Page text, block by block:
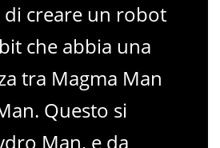
di creare un robot
che abbia una
tra Magma Man
Questo si
Man, e da